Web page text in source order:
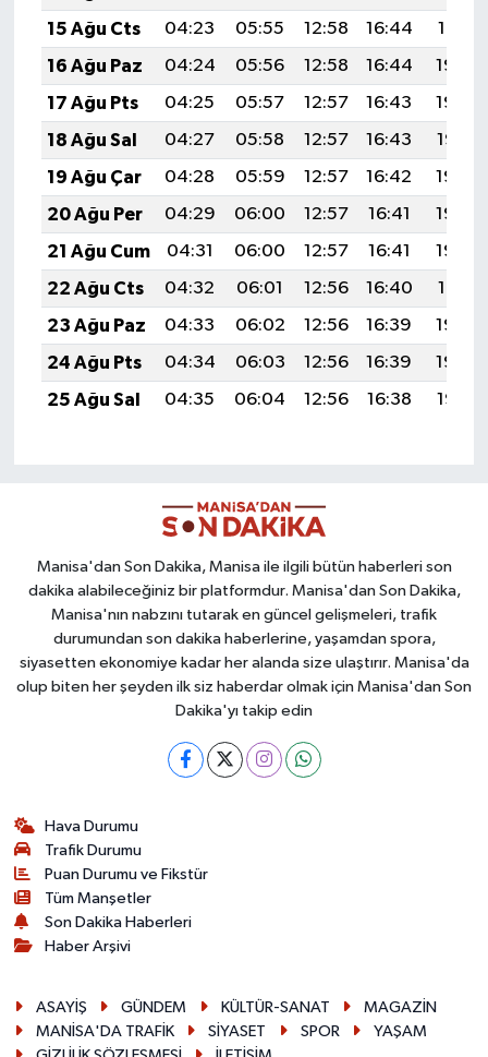
15 Ağu Cts
04:23 05:55 12:58 16:44
19:51
16 Ağu Paz
04:24 05:56 12:58 16:44
19:49
17 Ağu Pts
04:25 05:57 12:57 16:43
19:48
18 Ağu Sal
04:27 05:58 12:57 16:43
19:47
19 Ağu Çar
04:28 05:59 12:57 16:42
19:45
20 Ağu Per
04:29 06:00 12:57 16:41
19:44
21 Ağu Cum
04:31 06:00 12:57 16:41
19:43
22 Ağu Cts
04:32 06:01 12:56 16:40
19:41
23 Ağu Paz
04:33 06:02 12:56 16:39
19:40
24 Ağu Pts
04:34 06:03 12:56 16:39
19:39
25 Ağu Sal
04:35 06:04 12:56 16:38 19:37
Manisa'dan Son Dakika, Manisa ile ilgili bütün haberleri son
dakika alabileceğiniz bir platformdur. Manisa'dan Son Dakika,
Manisa'nın nabzını tutarak en güncel gelişmeleri, trafik
durumundan son dakika haberlerine, yaşamdan spora,
siyasetten ekonomiye kadar her alanda size ulaştırır. Manisa'da
olup biten her şeyden ilk siz haberdar olmak için Manisa'dan Son
Dakika'yı takip edin
Hava Durumu
Trafik Durumu
Puan Durumu ve Fikstür
Tüm Manşetler
Son Dakika Haberleri
Haber Arşivi
ASAYİŞ GÜNDEM KÜLTÜR-SANAT
MAGAZİN
MANİSA'DA TRAFİK
SİYASET SPOR
YAŞAM